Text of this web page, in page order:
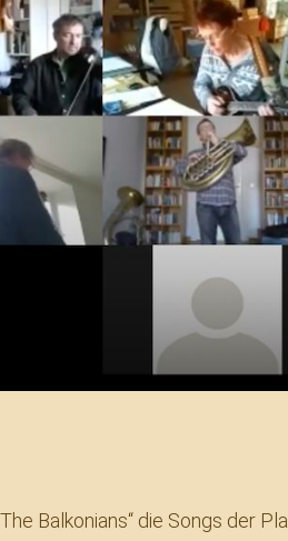
Balkonians“ die Songs der